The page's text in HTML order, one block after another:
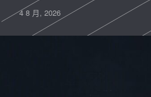
4 8 月, 2026